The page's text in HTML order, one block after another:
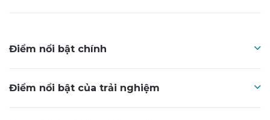
Điểm nổi bật chính
Điểm nổi bật của trải nghiệm